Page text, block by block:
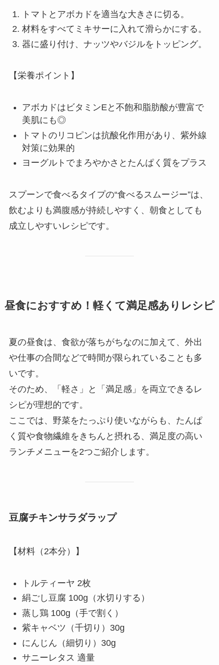
トマトとアボカドを適当な大きさに切る。
材料をすべてミキサーに入れて滑らかにする。
器に盛り付け、ナッツやバジルをトッピング。
【栄養ポイント】
アボカドはビタミンEと不飽和脂肪酸が豊富で
美肌にも◎
トマトのリコピンは抗酸化作用があり、紫外線
対策に効果的
ヨーグルトでまろやかさとたんぱく質をプラス
スプーンで食べるタイプの“食べるスムージー”は、
飲むよりも満腹感が持続しやすく、朝食としても
成立しやすいレシピです。
昼食におすすめ！軽くて満足感ありレシピ
夏の昼食は、食欲が落ちがちなのに加えて、外出
や仕事の合間などで時間が限られていることも多
いです。
そのため、「軽さ」と「満足感」を両立できるレ
シピが理想的です。
ここでは、野菜をたっぷり使いながらも、たんぱ
く質や食物繊維をきちんと摂れる、満足度の高い
ランチメニューを2つご紹介します。
豆腐チキンサラダラップ
【材料（2本分）】
トルティーヤ 2枚
絹ごし豆腐 100g（水切りする）
蒸し鶏 100g（手で割く）
紫キャベツ（千切り）30g
にんじん（細切り）30g
サニーレタス 適量